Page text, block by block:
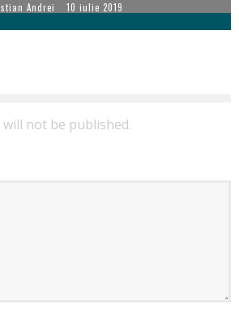
Andrei 10 iulie 2019
not be published.